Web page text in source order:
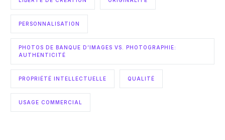
PERSONNALISATION
PHOTOS DE BANQUE D’IMAGES VS. PHOTOGRAPHIE:
AUTHENTICITÉ
PROPRIÉTÉ INTELLECTUELLE QUALITÉ
USAGE COMMERCIAL